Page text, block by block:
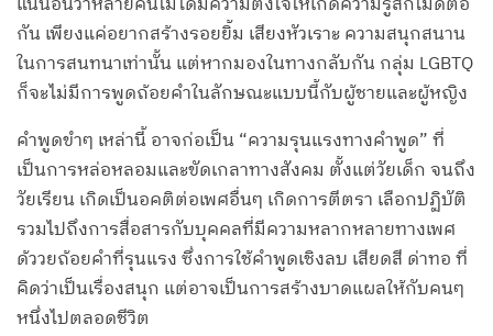
กัน เพียงแค่อยากสร้างรอยยิ้ม เสียงหัวเราะ ความสนุกสนาน
ในการสนทนาเท่านั้น แต่หากมองในทางกลับกัน กลุ่ม LGBTQ
ก็จะไม่มีการพูดถ้อยคำในลักษณะแบบนี้กับผู้ชายและผู้หญิง
คำพูดขำๆ เหล่านี้ อาจก่อเป็น “ความรุนแรงทางคำพูด” ที่
เป็นการหล่อหลอมและขัดเกลาทางสังคม ตั้งแต่วัยเด็ก จนถึง
วัยเรียน เกิดเป็นอคติต่อเพศอื่นๆ เกิดการตีตรา เลือกปฏิบัติ
รวมไปถึงการสื่อสารกับบุคคลที่มีความหลากหลายทางเพศ
ด้ววยถ้อยคำที่รุนแรง ซึ่งการใช้คำพูดเชิงลบ เสียดสี ด่าทอ ที่
คิดว่าเป็นเรื่องสนุก แต่อาจเป็นการสร้างบาดแผลให้กับคนๆ
หนึ่งไปตลอดชีวิต